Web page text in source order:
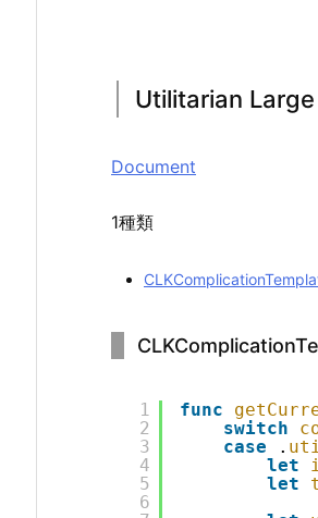
Utilitarian Large
Document
1種類
1
2
3
4
5
6
func
switch
case
.
let
let